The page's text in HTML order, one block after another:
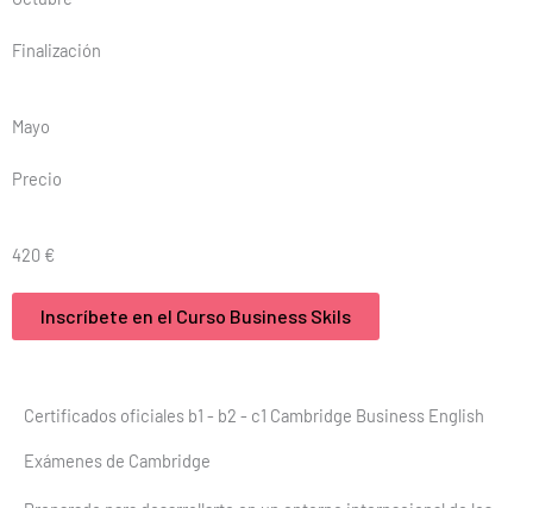
Finalización
Mayo
Precio
420 €
Inscríbete en el Curso Business Skils
Certiﬁcados oﬁciales b1 - b2 - c1 Cambridge Business English
Exámenes de Cambridge